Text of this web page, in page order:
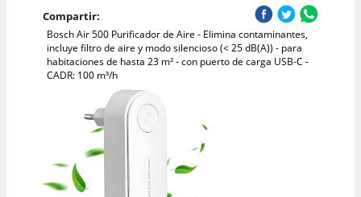
Compartir:
Bosch Air 500 Purificador de Aire - Elimina contaminantes,
incluye filtro de aire y modo silencioso (< 25 dB(A)) - para
habitaciones de hasta 23 m² - con puerto de carga USB-C -
CADR: 100 m³/h